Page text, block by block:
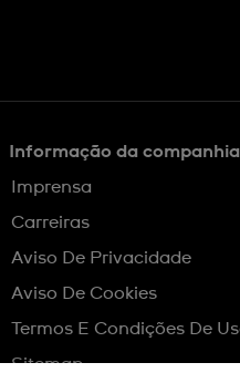
Informação da companhia
Imprensa
Carreiras
Aviso De Privacidade
Aviso De Cookies
Termos E Condições De
Sitemap